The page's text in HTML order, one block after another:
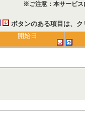
※ご注意：本サービス
ボタンのある項目は、ク
開始日